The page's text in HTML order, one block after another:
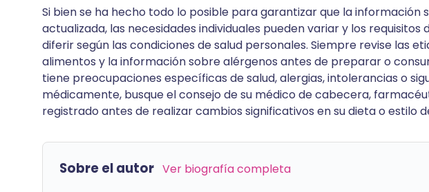
Si bien se ha hecho todo lo posible para garantizar que la información
actualizada, las necesidades individuales pueden variar y los requisitos
diferir según las condiciones de salud personales. Siempre revise las
alimentos y la información sobre alérgenos antes de preparar o
tiene preocupaciones específicas de salud, alergias, intolerancias o
médicamente, busque el consejo de su médico de cabecera,
registrado antes de realizar cambios significativos en su dieta o estilo
Sobre el autor Ver biografía completa